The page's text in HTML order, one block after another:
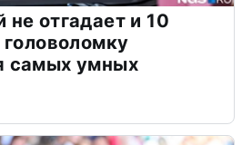
отгадает и 10
самых умных